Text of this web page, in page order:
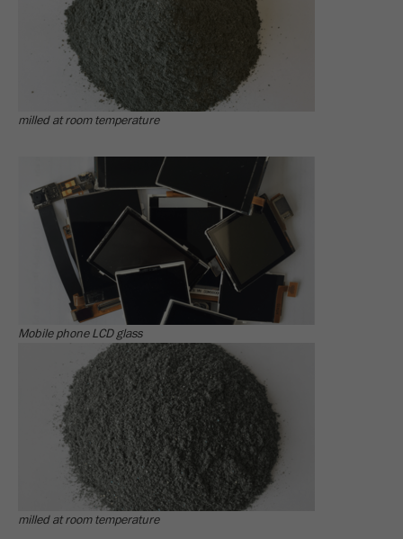
milled at room temperature
Mobile phone LCD glass
milled at room temperature